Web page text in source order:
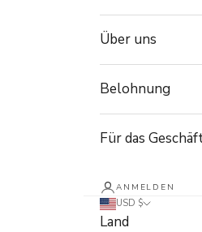
Über uns
Belohnung
Für das
ANMELDEN
USD $
Land